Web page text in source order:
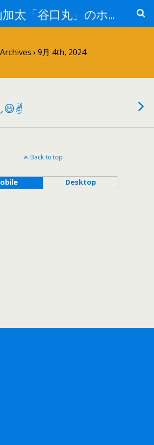
和歌山加太「谷口丸」のホームページ
Archives › 9月 4th, 2024
😃✌️
Back to top
Desktop